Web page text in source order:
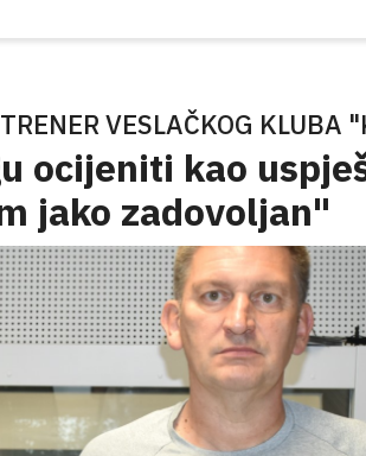
VESLAČKOG KLUBA
ocijeniti kao
jako zadovoljan"